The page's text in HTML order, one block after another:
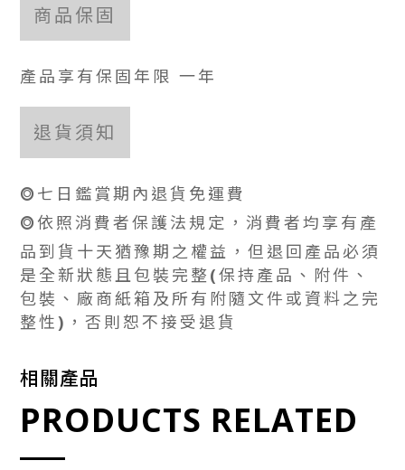
商品保固
產品享有保固年限 一年
退貨須知
⭗七日鑑賞期內退貨免運費
⭗依照消費者保護法規定，消費者均享有產
品到貨十天猶豫期之權益，但退回產品必須
是全新狀態且包裝完整(保持產品、附件、
包裝、廠商紙箱及所有附隨文件或資料之完
整性)，否則恕不接受退貨
相關產品
PRODUCTS RELATED